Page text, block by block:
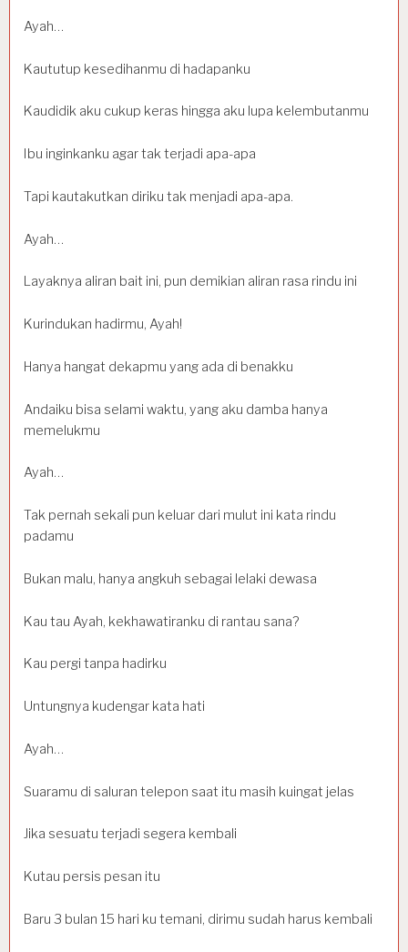
Ayah…
Kaututup kesedihanmu di hadapanku
Kaudidik aku cukup keras hingga aku lupa kelembutanmu
Ibu inginkanku agar tak terjadi apa-apa
Tapi kautakutkan diriku tak menjadi apa-apa.
Ayah…
Layaknya aliran bait ini, pun demikian aliran rasa rindu ini
Kurindukan hadirmu, Ayah!
Hanya hangat dekapmu yang ada di benakku
Andaiku bisa selami waktu, yang aku damba hanya
memelukmu
Ayah…
Tak pernah sekali pun keluar dari mulut ini kata rindu
padamu
Bukan malu, hanya angkuh sebagai lelaki dewasa
Kau tau Ayah, kekhawatiranku di rantau sana?
Kau pergi tanpa hadirku
Untungnya kudengar kata hati
Ayah…
Suaramu di saluran telepon saat itu masih kuingat jelas
Jika sesuatu terjadi segera kembali
Kutau persis pesan itu
Baru 3 bulan 15 hari ku temani, dirimu sudah harus kembali